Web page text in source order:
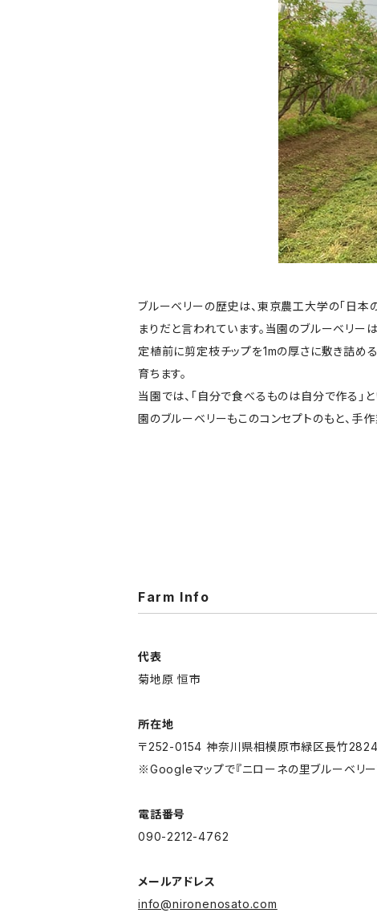
ブルーベリーの歴史は、東京農工大学の「日本
まりだと言われています。当園のブルーベリ
定植前に剪定枝チップを1mの厚さに敷き詰め
育ちます。
当園では、「自分で食べるものは自分で作る」
園のブルーベリーもこのコンセプトのもと、手
Farm Info
代表
菊地原 恒市
所在地
〒252-0154 神奈川県相模原市緑区長竹2824
※Googleマップで『ニローネの里ブルーベリー
電話番号
090-2212-4762
メールアドレス
info@nironenosato.com